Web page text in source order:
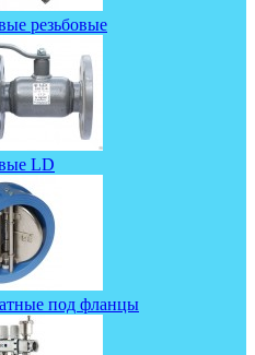
резьбовые
LD
под фланцы